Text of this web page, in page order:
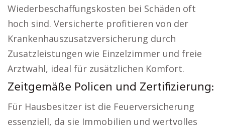
Wiederbeschaffungskosten bei Schäden oft
hoch sind. Versicherte profitieren von der
Krankenhauszusatzversicherung durch
Zusatzleistungen wie Einzelzimmer und freie
Arztwahl, ideal für zusätzlichen Komfort.
Zeitgemäße Policen und Zertifizierung:
Für Hausbesitzer ist die Feuerversicherung
essenziell, da sie Immobilien und wertvolles